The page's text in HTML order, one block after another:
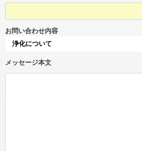
お問い合わせ内容
メッセージ本文